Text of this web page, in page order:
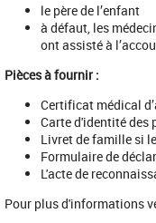
le père de l’enfant
à défaut, les
ont assisté à
Pièces à fournir :
Certificat médical
Carte d'identité des
Livret de famille si
Formulaire de
L'acte de
Pour plus d'informations